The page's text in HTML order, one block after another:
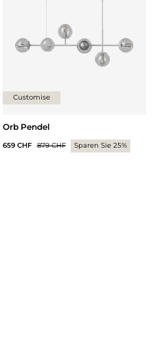
Customise
Orb Pendel
659 CHF 879 CHF Sparen Sie 25%